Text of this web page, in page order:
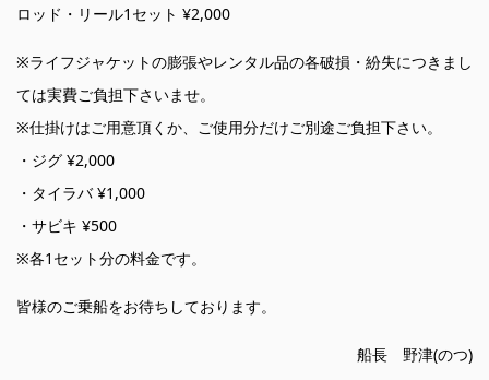
ロッド・リール1セット ¥2,000
※ライフジャケットの膨張やレンタル品の各破損・紛失につきまし
ては実費ご負担下さいませ。
※仕掛けはご用意頂くか、ご使用分だけご別途ご負担下さい。
・ジグ ¥2,000
・タイラバ ¥1,000
・サビキ ¥500
※各1セット分の料金です。
皆様のご乗船をお待ちしております。
船長 野津(のつ)